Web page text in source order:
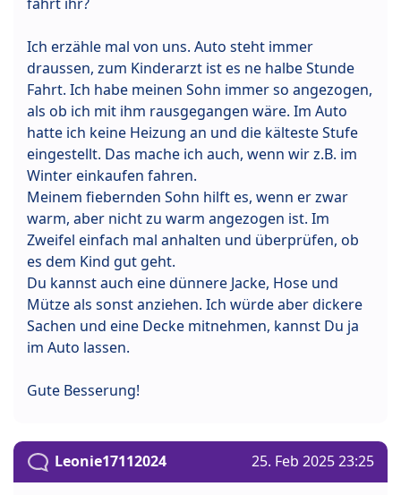
Ich erzähle mal von uns. Auto steht immer
draussen, zum Kinderarzt ist es ne halbe Stunde
Fahrt. Ich habe meinen Sohn immer so angezogen,
als ob ich mit ihm rausgegangen wäre. Im Auto
hatte ich keine Heizung an und die kälteste Stufe
eingestellt. Das mache ich auch, wenn wir z.B. im
Winter einkaufen fahren.
Meinem fiebernden Sohn hilft es, wenn er zwar
warm, aber nicht zu warm angezogen ist. Im
Zweifel einfach mal anhalten und überprüfen, ob
es dem Kind gut geht.
Du kannst auch eine dünnere Jacke, Hose und
Mütze als sonst anziehen. Ich würde aber dickere
Sachen und eine Decke mitnehmen, kannst Du ja
im Auto lassen.
Gute Besserung!
Leonie17112024 25. Feb 2025 23:25